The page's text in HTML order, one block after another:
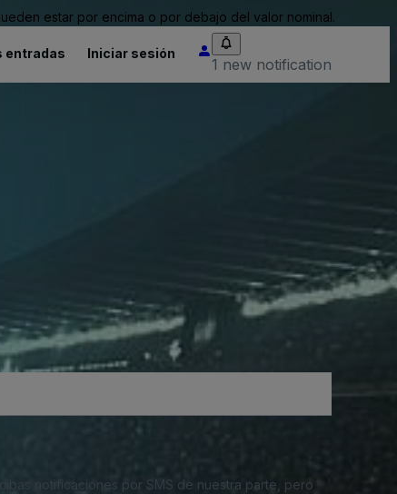
estar por encima o por debajo del valor nominal.
entradas Iniciar sesión
1 new notification
notificaciones por SMS de nuestra parte, pero